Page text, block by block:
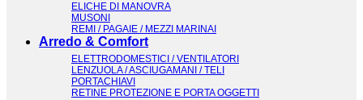
ELICHE DI MANOVRA
MUSONI
REMI / PAGAIE / MEZZI MARINAI
Arredo & Comfort
ELETTRODOMESTICI / VENTILATORI
LENZUOLA / ASCIUGAMANI / TELI
PORTACHIAVI
RETINE PROTEZIONE E PORTA OGGETTI